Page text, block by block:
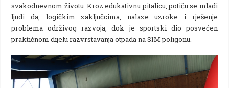
svakodnevnom životu. Kroz edukativnu pitalicu, potiču se mladi
ljudi da, logičkim zaključcima, nalaze uzroke i rješenje
problema održivog razvoja, dok je sportski dio posvećen
praktičnom dijelu razvrstavanja otpada na SIM poligonu.